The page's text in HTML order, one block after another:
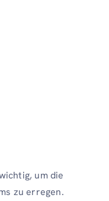
um die
zu erregen.